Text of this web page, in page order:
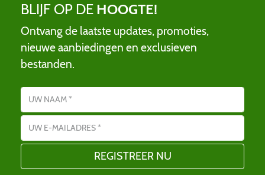
BLIJF OP DE HOOGTE!
Ontvang de laatste updates, promoties,
nieuwe aanbiedingen en exclusieven
bestanden.
Name
E-mailadres